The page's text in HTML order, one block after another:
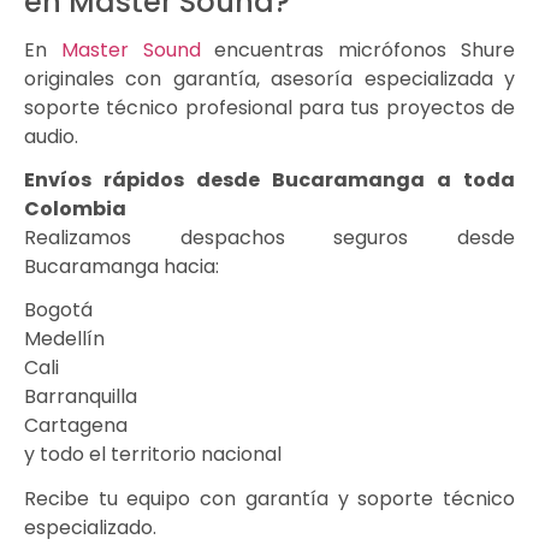
En Master Soundencuentras micrófonos Shure
originales con garantía, asesoría especializada y
soporte técnico profesional para tus proyectos de
audio.
Envíos rápidos desde Bucaramanga a toda
Colombia
Realizamos despachos seguros desde
Bucaramanga hacia:
Bogotá
Medellín
Cali
Barranquilla
Cartagena
y todo el territorio nacional
Recibe tu equipo con garantía y soporte técnico
especializado.